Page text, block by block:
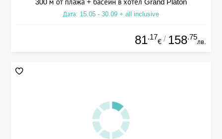
300 м от плажа + басейн в хотел Grand Platon
Дата: 15.05 - 30.09 + all inclusive
81.17
€ / 158.75
лв.